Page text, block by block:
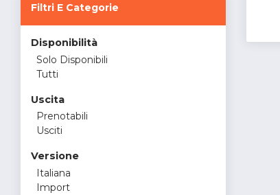
Filtri E Categorie
Disponibilità
Solo Disponibili
Tutti
Uscita
Prenotabili
Usciti
Versione
Italiana
Import